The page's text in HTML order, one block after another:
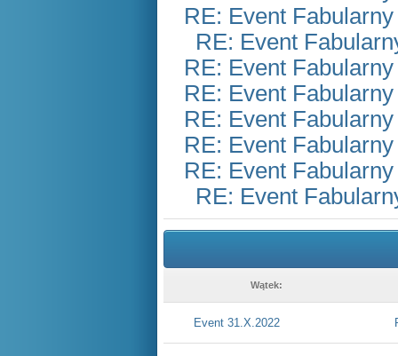
RE: Event Fabularny
RE: Event
RE: Event Fabularny
RE: Event Fabularny
RE: Event Fabularny
RE: Event Fabularny
RE: Event Fabularny
RE: Event
Wątek:
Event 31.X.2022